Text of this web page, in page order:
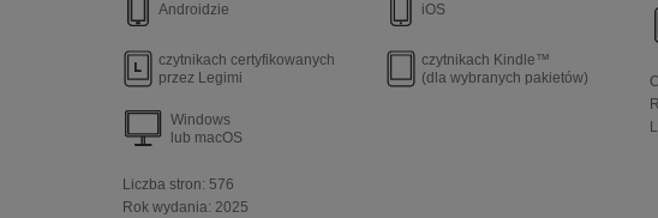
Androidzie iOS
czytnikach certyfikowanych
przez Legimi
czytnikach Kindle™
(dla wybranych pakietów)
Windows
lub macOS
Liczba stron: 576
Rok wydania: 2025